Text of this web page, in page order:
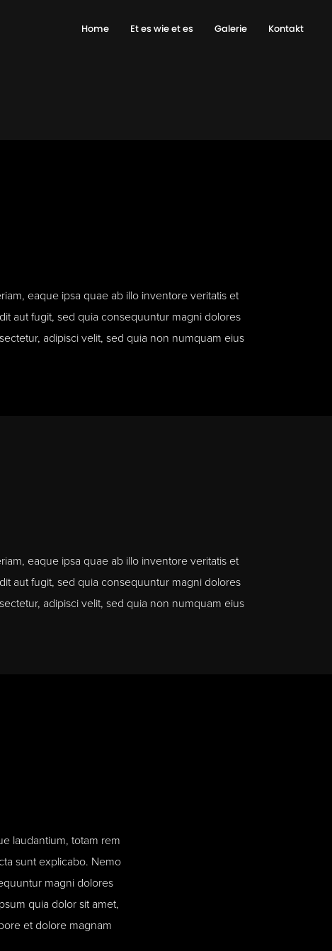
Home Et es wie et es Galerie Kontakt
eaque ipsa quae ab illo inventore veritatis et
aut fugit, sed quia consequuntur magni dolores
adipisci velit, sed quia non numquam eius
eaque ipsa quae ab illo inventore veritatis et
aut fugit, sed quia consequuntur magni dolores
adipisci velit, sed quia non numquam eius
laudantium, totam rem
sunt explicabo. Nemo
magni dolores
quia dolor sit amet,
et dolore magnam